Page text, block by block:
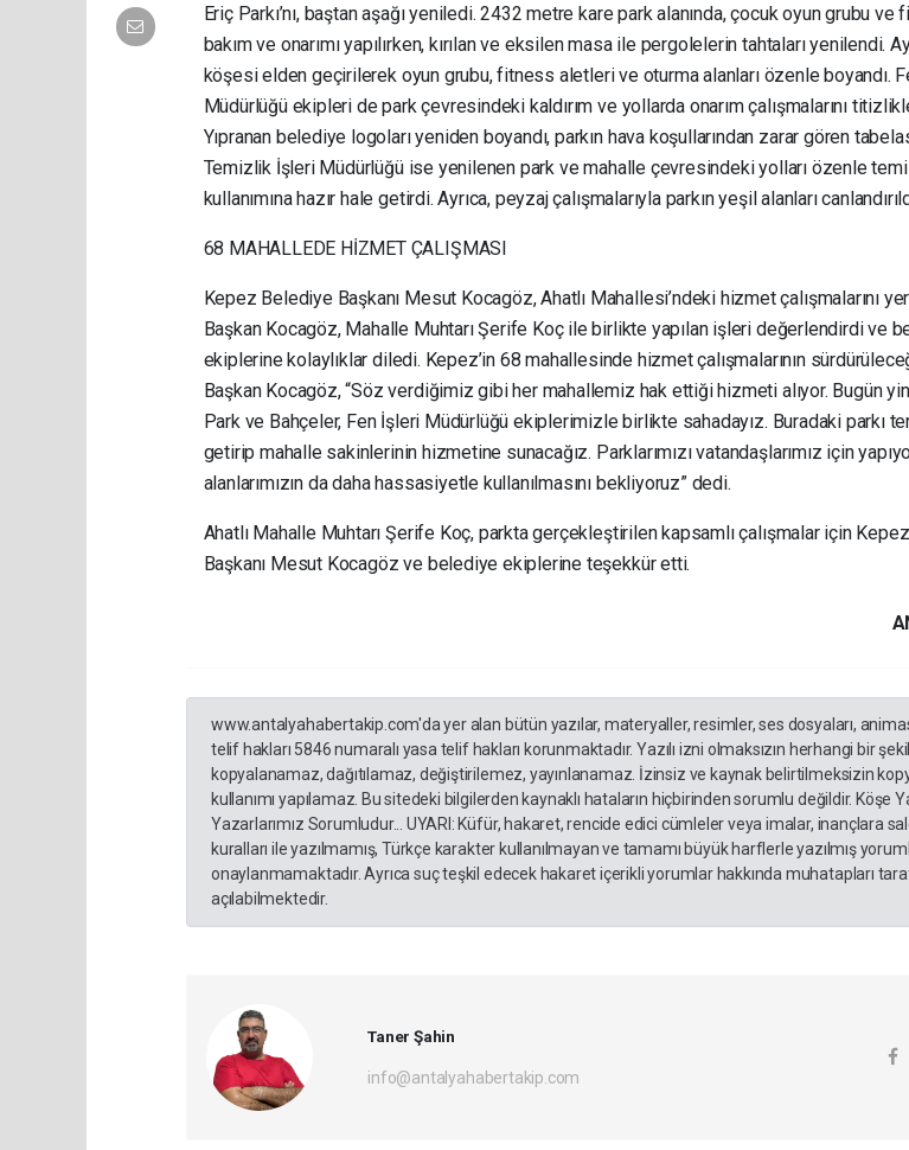
Eriç Parkı’nı, baştan aşağı yeniledi. 2432 metre kare park alanında, çocuk oyun grubu
bakım ve onarımı yapılırken, kırılan ve eksilen masa ile pergolelerin tahtaları yenilendi.
köşesi elden geçirilerek oyun grubu, fitness aletleri ve oturma alanları özenle boyandı.
Müdürlüğü ekipleri de park çevresindeki kaldırım ve yollarda onarım çalışmalarını
Yıpranan belediye logoları yeniden boyandı, parkın hava koşullarından zarar gören
Temizlik İşleri Müdürlüğü ise yenilenen park ve mahalle çevresindeki yolları özenle
kullanımına hazır hale getirdi. Ayrıca, peyzaj çalışmalarıyla parkın yeşil alanları
68 MAHALLEDE HİZMET ÇALIŞMASI
Kepez Belediye Başkanı Mesut Kocagöz, Ahatlı Mahallesi’ndeki hizmet çalışmalarını
Başkan Kocagöz, Mahalle Muhtarı Şerife Koç ile birlikte yapılan işleri değerlendirdi ve
ekiplerine kolaylıklar diledi. Kepez’in 68 mahallesinde hizmet çalışmalarının
Başkan Kocagöz, “Söz verdiğimiz gibi her mahallemiz hak ettiği hizmeti alıyor. Bugün
Park ve Bahçeler, Fen İşleri Müdürlüğü ekiplerimizle birlikte sahadayız. Buradaki parkı
getirip mahalle sakinlerinin hizmetine sunacağız. Parklarımızı vatandaşlarımız için
alanlarımızın da daha hassasiyetle kullanılmasını bekliyoruz” dedi.
Ahatlı Mahalle Muhtarı Şerife Koç, parkta gerçekleştirilen kapsamlı çalışmalar için
Başkanı Mesut Kocagöz ve belediye ekiplerine teşekkür etti.
www.antalyahabertakip.com'da yer alan bütün yazılar, materyaller, resimler, ses dosyaları,
telif hakları 5846 numaralı yasa telif hakları korunmaktadır. Yazılı izni olmaksızın herhangi bir
kopyalanamaz, dağıtılamaz, değiştirilemez, yayınlanamaz. İzinsiz ve kaynak belirtilmeksizin
kullanımı yapılamaz. Bu sitedeki bilgilerden kaynaklı hataların hiçbirinden sorumlu değildir. Köşe
Yazarlarımız Sorumludur... UYARI: Küfür, hakaret, rencide edici cümleler veya imalar, inançlara
kuralları ile yazılmamış, Türkçe karakter kullanılmayan ve tamamı büyük harflerle yazılmış
onaylanmamaktadır. Ayrıca suç teşkil edecek hakaret içerikli yorumlar hakkında muhatapları
açılabilmektedir.
Taner Şahin
info@antalyahabertakip.com